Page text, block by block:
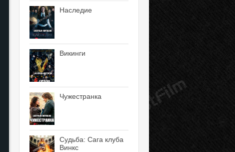
Наследие
Викинги
Чужестранка
Судьба: Сага клуба
Винкс